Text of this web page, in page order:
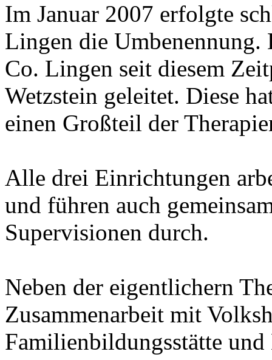
Im Januar 2007 erfolgte
Lingen die
Co. Lingen seit diesem
Wetzstein geleitet. Diese
einen Großteil der
Alle drei Einrichtungen
und führen auch
Supervisionen durch.
Neben der eigentlichern
Zusammenarbeit mit
Familienbildungsstätte